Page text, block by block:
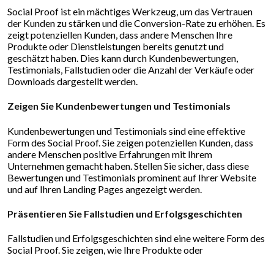
Social Proof ist ein mächtiges Werkzeug, um das Vertrauen
der Kunden zu stärken und die Conversion-Rate zu erhöhen. Es
zeigt potenziellen Kunden, dass andere Menschen Ihre
Produkte oder Dienstleistungen bereits genutzt und
geschätzt haben. Dies kann durch Kundenbewertungen,
Testimonials, Fallstudien oder die Anzahl der Verkäufe oder
Downloads dargestellt werden.
Zeigen Sie Kundenbewertungen und Testimonials
Kundenbewertungen und Testimonials sind eine effektive
Form des Social Proof. Sie zeigen potenziellen Kunden, dass
andere Menschen positive Erfahrungen mit Ihrem
Unternehmen gemacht haben. Stellen Sie sicher, dass diese
Bewertungen und Testimonials prominent auf Ihrer Website
und auf Ihren Landing Pages angezeigt werden.
Präsentieren Sie Fallstudien und Erfolgsgeschichten
Fallstudien und Erfolgsgeschichten sind eine weitere Form des
Social Proof. Sie zeigen, wie Ihre Produkte oder